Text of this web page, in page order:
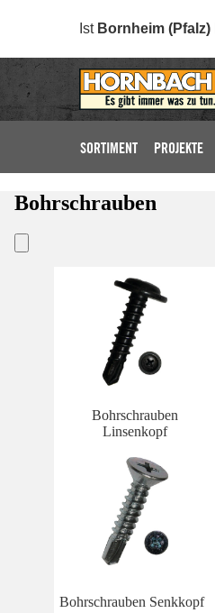
Ist Bornheim (Pfalz)
SORTIMENT PROJEKTE
Bohrschrauben
Bohrschrauben
Linsenkopf
Bohrschrauben Senkkopf